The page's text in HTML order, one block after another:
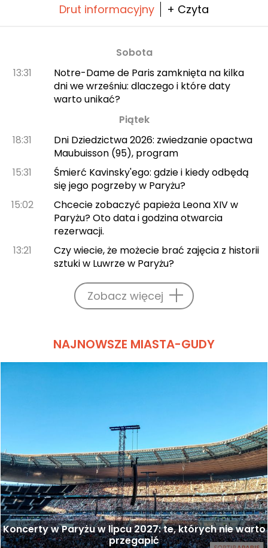
Drut informacyjny + Czyta
Sobota
13:31
Notre-Dame de Paris zamknięta na kilka
dni we wrześniu: dlaczego i które daty
warto unikać?
Piątek
18:31
Dni Dziedzictwa 2026: zwiedzanie opactwa
Maubuisson (95), program
15:31
Śmierć Kavinsky'ego: gdzie i kiedy odbędą
się jego pogrzeby w Paryżu?
15:02
Chcecie zobaczyć papieża Leona XIV w
Paryżu? Oto data i godzina otwarcia
rezerwacji.
13:21
Czy wiecie, że możecie brać zajęcia z historii
sztuki w Luwrze w Paryżu?
Zobacz więcej
NAJNOWSZE MIASTA-GUDY
Koncerty w Paryżu w lipcu 2027: te, których nie warto
przegapić